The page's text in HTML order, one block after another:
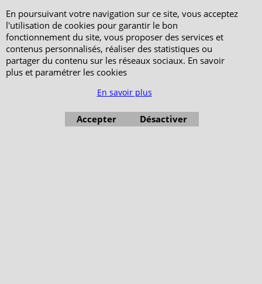
Votre Commande
Votre Espace Adhérent
En poursuivant votre navigation sur ce site, vous acceptez
l'utilisation de cookies pour garantir le bon
fonctionnement du site, vous proposer des services et
contenus personnalisés, réaliser des statistiques ou
partager du contenu sur les réseaux sociaux. En savoir
plus et paramétrer les cookies
En savoir plus
Accepter Désactiver